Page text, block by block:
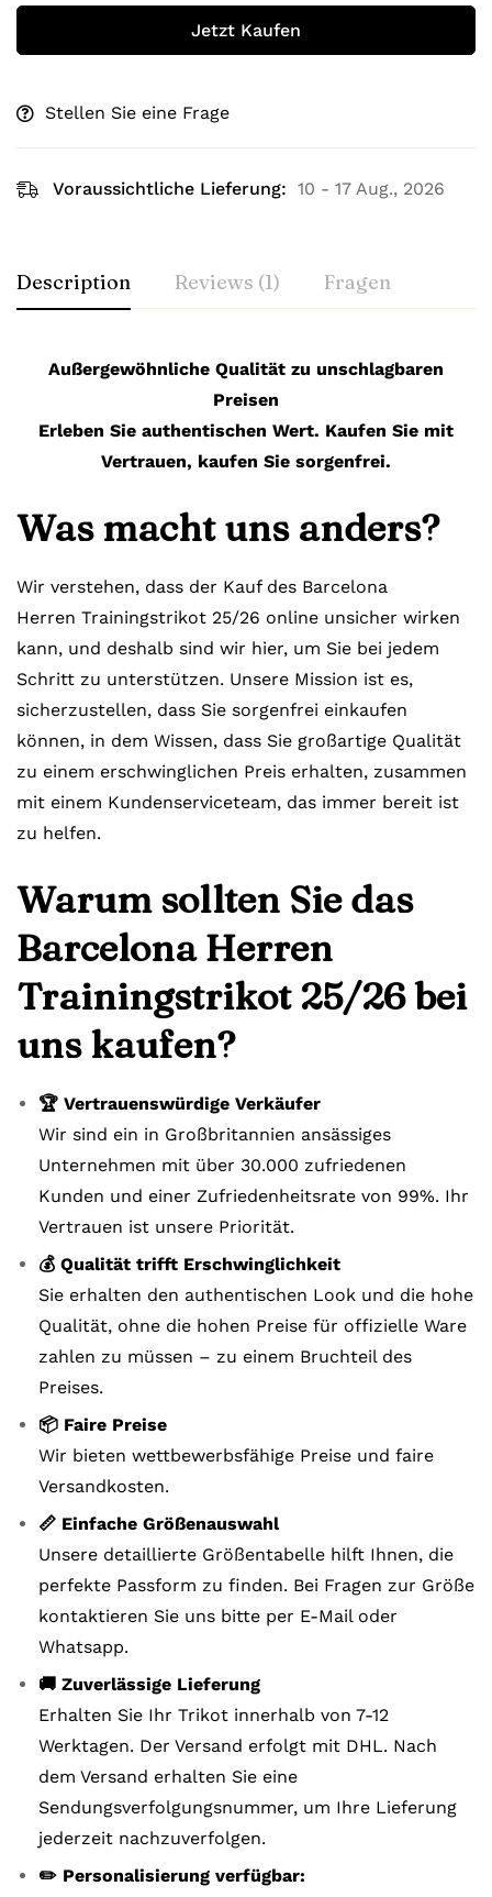
Jetzt Kaufen
Stellen Sie eine Frage
Voraussichtliche Lieferung: 10 - 17 Aug., 2026
Description Reviews (1) Fragen
Außergewöhnliche Qualität zu unschlagbaren
Preisen
Erleben Sie authentischen Wert. Kaufen Sie mit
Vertrauen, kaufen Sie sorgenfrei.
Was macht uns anders?
Wir verstehen, dass der Kauf des Barcelona
Herren Trainingstrikot 25/26 online unsicher wirken
kann, und deshalb sind wir hier, um Sie bei jedem
Schritt zu unterstützen. Unsere Mission ist es,
sicherzustellen, dass Sie sorgenfrei einkaufen
können, in dem Wissen, dass Sie großartige Qualität
zu einem erschwinglichen Preis erhalten, zusammen
mit einem Kundenserviceteam, das immer bereit ist
zu helfen.
Warum sollten Sie das
Barcelona Herren
Trainingstrikot 25/26 bei
uns kaufen?
🏆 Vertrauenswürdige Verkäufer
Wir sind ein in Großbritannien ansässiges
Unternehmen mit über 30.000 zufriedenen
Kunden und einer Zufriedenheitsrate von 99%. Ihr
Vertrauen ist unsere Priorität.
💰 Qualität trifft Erschwinglichkeit
Sie erhalten den authentischen Look und die hohe
Qualität, ohne die hohen Preise für offizielle Ware
zahlen zu müssen – zu einem Bruchteil des
Preises.
📦 Faire Preise
Wir bieten wettbewerbsfähige Preise und faire
Versandkosten.
📏 Einfache Größenauswahl
Unsere detaillierte Größentabelle hilft Ihnen, die
perfekte Passform zu finden. Bei Fragen zur Größe
kontaktieren Sie uns bitte per E-Mail oder
Whatsapp.
🚚 Zuverlässige Lieferung
Erhalten Sie Ihr Trikot innerhalb von 7-12
Werktagen. Der Versand erfolgt mit DHL. Nach
dem Versand erhalten Sie eine
Sendungsverfolgungsnummer, um Ihre Lieferung
jederzeit nachzuverfolgen.
✏️ Personalisierung verfügbar: